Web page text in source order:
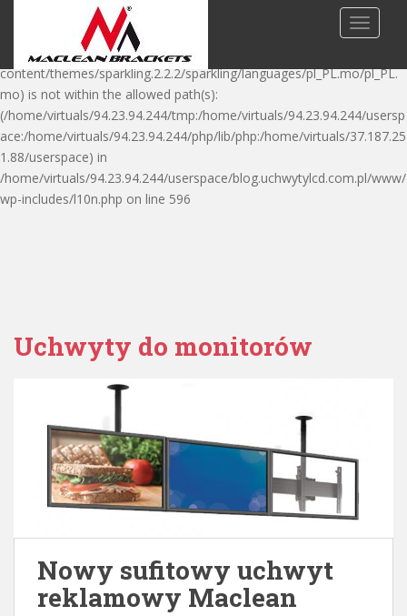
Warning: is_readable(): open_basedir restriction in effect.
File(/home/virtuals/94.23.94.244/userspace/blog.uchwytylcd.com.pl/w
ww/wp-
content/themes/sparkling.2.2.2/sparkling/languages/pl_PL.mo/pl_PL.
mo) is not within the allowed path(s):
(/home/virtuals/94.23.94.244/tmp:/home/virtuals/94.23.94.244/usersp
ace:/home/virtuals/94.23.94.244/php/lib/php:/home/virtuals/37.187.25
1.88/userspace) in
/home/virtuals/94.23.94.244/userspace/blog.uchwytylcd.com.pl/www/
wp-includes/l10n.php on line 596
a
n
n
Uchwyty do monitorów
Nowy sufitowy uchwyt
reklamowy Maclean